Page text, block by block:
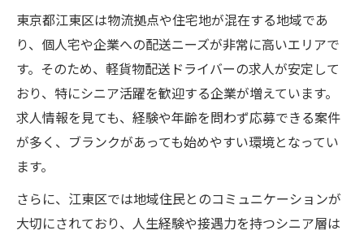
シニアが軽貨物配送に挑戦するための第一
歩
軽貨物配送におけるシニア未経験者の強み
とは
丁寧な研修でシニアも安心して始められる
理由
訣
シフト自由で働きやすい軽貨物配送の魅力
東京都江東区は物流拠点や住宅地が混在する地域であ
り、個人宅や企業への配送ニーズが非常に高いエリアで
す。そのため、軽貨物配送ドライバーの求人が安定して
おり、特にシニア活躍を歓迎する企業が増えています。
求人情報を見ても、経験や年齢を問わず応募できる案件
が多く、ブランクがあっても始めやすい環境となってい
ます。
さらに、江東区では地域住民とのコミュニケーションが
大切にされており、人生経験や接遇力を持つシニア層は